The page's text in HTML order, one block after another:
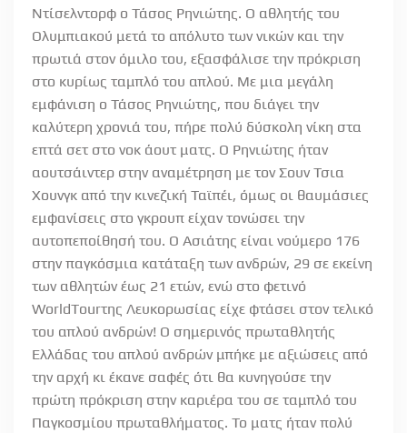
Ντίσελντορφ ο Τάσος Ρηνιώτης. Ο αθλητής του
Ολυμπιακού μετά το απόλυτο των νικών και την
πρωτιά στον όμιλο του, εξασφάλισε την πρόκριση
στο κυρίως ταμπλό του απλού. Με μια μεγάλη
εμφάνιση ο Τάσος Ρηνιώτης, που διάγει την
καλύτερη χρονιά του, πήρε πολύ δύσκολη νίκη στα
επτά σετ στο νοκ άουτ ματς. Ο Ρηνιώτης ήταν
αουτσάιντερ στην αναμέτρηση με τον Σουν Τσια
Χουνγκ από την κινεζική Ταϊπέι, όμως οι θαυμάσιες
εμφανίσεις στο γκρουπ είχαν τονώσει την
αυτοπεποίθησή του. Ο Ασιάτης είναι νούμερο 176
στην παγκόσμια κατάταξη των ανδρών, 29 σε εκείνη
των αθλητών έως 21 ετών, ενώ στο φετινό
WorldTourτης Λευκορωσίας είχε φτάσει στον τελικό
του απλού ανδρών! Ο σημερινός πρωταθλητής
Ελλάδας του απλού ανδρών μπήκε με αξιώσεις από
την αρχή κι έκανε σαφές ότι θα κυνηγούσε την
πρώτη πρόκριση στην καριέρα του σε ταμπλό του
Παγκοσμίου πρωταθλήματος. Το ματς ήταν πολύ